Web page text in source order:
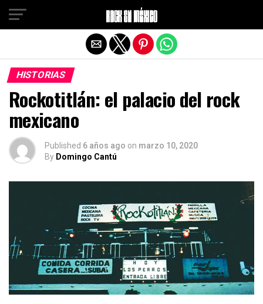
HISTORIAS
Rockotitlán: el palacio del rock
mexicano
Published 6 años ago on marzo 10, 2020
By Domingo Cantú
Salir de la versión móvil